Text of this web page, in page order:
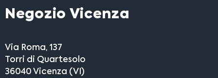
Negozio Vicenza
Via Roma, 137
Torri di Quartesolo
36040 Vicenza (VI)